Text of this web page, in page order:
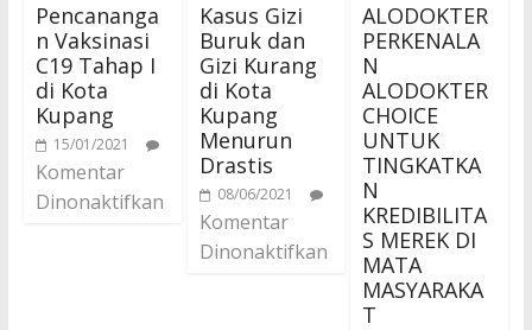
Pencananga
n Vaksinasi
C19 Tahap I
di Kota
Kupang
15/01/2021
Komentar
Dinonaktifkan
Kasus Gizi
Buruk dan
Gizi Kurang
di Kota
Kupang
Menurun
Drastis
08/06/2021
Komentar
Dinonaktifkan
ALODOKTER
PERKENALA
N
ALODOKTER
CHOICE
UNTUK
TINGKATKA
N
KREDIBILITA
S MEREK DI
MATA
MASYARAKA
T